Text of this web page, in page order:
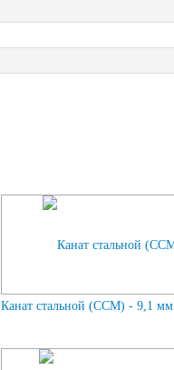
Канат стальной (ССМ) - 9,1 мм